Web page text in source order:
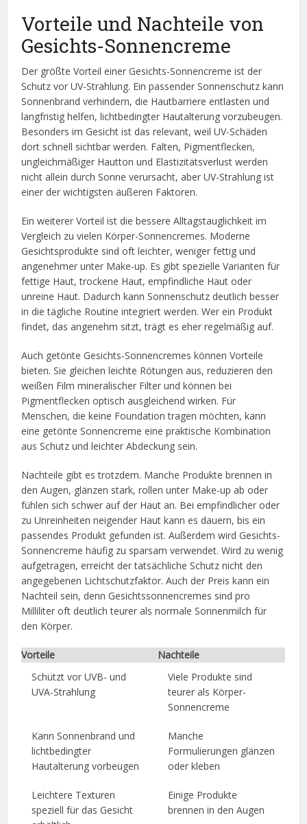
Vorteile und Nachteile von
Gesichts-Sonnencreme
Der größte Vorteil einer Gesichts-Sonnencreme ist der
Schutz vor UV-Strahlung. Ein passender Sonnenschutz kann
Sonnenbrand verhindern, die Hautbarriere entlasten und
langfristig helfen, lichtbedingter Hautalterung vorzubeugen.
Besonders im Gesicht ist das relevant, weil UV-Schäden
dort schnell sichtbar werden. Falten, Pigmentflecken,
ungleichmäßiger Hautton und Elastizitätsverlust werden
nicht allein durch Sonne verursacht, aber UV-Strahlung ist
einer der wichtigsten äußeren Faktoren.
Ein weiterer Vorteil ist die bessere Alltagstauglichkeit im
Vergleich zu vielen Körper-Sonnencremes. Moderne
Gesichtsprodukte sind oft leichter, weniger fettig und
angenehmer unter Make-up. Es gibt spezielle Varianten für
fettige Haut, trockene Haut, empfindliche Haut oder
unreine Haut. Dadurch kann Sonnenschutz deutlich besser
in die tägliche Routine integriert werden. Wer ein Produkt
findet, das angenehm sitzt, trägt es eher regelmäßig auf.
Auch getönte Gesichts-Sonnencremes können Vorteile
bieten. Sie gleichen leichte Rötungen aus, reduzieren den
weißen Film mineralischer Filter und können bei
Pigmentflecken optisch ausgleichend wirken. Für
Menschen, die keine Foundation tragen möchten, kann
eine getönte Sonnencreme eine praktische Kombination
aus Schutz und leichter Abdeckung sein.
Nachteile gibt es trotzdem. Manche Produkte brennen in
den Augen, glänzen stark, rollen unter Make-up ab oder
fühlen sich schwer auf der Haut an. Bei empfindlicher oder
zu Unreinheiten neigender Haut kann es dauern, bis ein
passendes Produkt gefunden ist. Außerdem wird Gesichts-
Sonnencreme häufig zu sparsam verwendet. Wird zu wenig
aufgetragen, erreicht der tatsächliche Schutz nicht den
angegebenen Lichtschutzfaktor. Auch der Preis kann ein
Nachteil sein, denn Gesichtssonnencremes sind pro
Milliliter oft deutlich teurer als normale Sonnenmilch für
den Körper.
Vorteile
Nachteile
Schützt vor UVB- und
UVA-Strahlung
Viele Produkte sind
teurer als Körper-
Sonnencreme
Kann Sonnenbrand und
lichtbedingter
Hautalterung vorbeugen
Manche
Formulierungen glänzen
oder kleben
Leichtere Texturen
speziell für das Gesicht
Einige Produkte
brennen in den Augen